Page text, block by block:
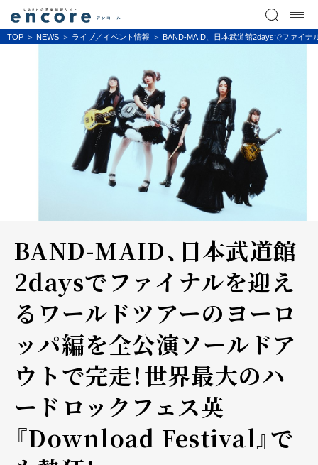
TOP NEWS ライブ／イベント情報 BAND-MAID、日本武道館2daysでファイナ
BAND-MAID、日本武道館
2daysでファイナルを迎え
るワールドツアーのヨーロ
ッパ編を全公演ソールドア
ウトで完走！世界最大のハ
ードロックフェス英
『Download Festival』で